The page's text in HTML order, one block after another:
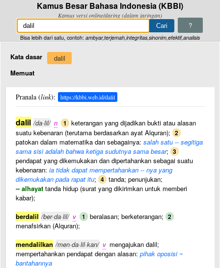
Kamus Besar Bahasa Indonesia (KBBI)
Kamus versi online/daring (dalam jaringan)
?
Bisa lebih dari satu, contoh: ambyar,terjemah,integritas,sinonim,efektif,analisis
Kata dasar
dalil
Memuat
Pranala (link): https://kbbi.web.id/dalil
dalil /da·lil/ n 1 keterangan yang dijadikan bukti atau alasan
suatu kebenaran (terutama berdasarkan ayat Alquran); 2
patokan dalam matematika dan sebagainya: salah satu -- segitiga
sama sisi adalah bahwa ketiga sudutnya sama besar; 3
pendapat yang dikemukakan dan dipertahankan sebagai suatu
kebenaran: ia tidak dapat mempertahankan -- nya yang
dikemukakan pada rapat itu; 4 tanda; penunjukan;
-- alhayat tanda hidup (surat yang dikirimkan untuk memberi
kabar);
berdalil /ber·da·lil/ v 1 beralasan; berketerangan; 2
menafsirkan (Alquran);
mendalilkan /men·da·lil·kan/ v mengajukan dalil;
mempertahankan pendapat dengan alasan: pihak oposisi ~
bantahannya